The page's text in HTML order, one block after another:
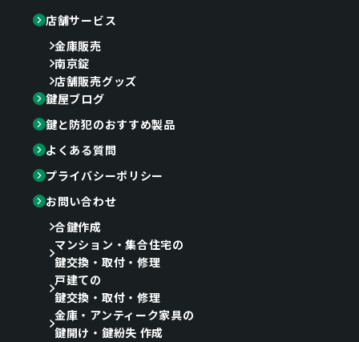
店舗サービス
金庫販売
南京錠
店舗販売グッズ
鍵屋ブログ
鍵と防犯のおすすめ製品
よくある質問
プライバシーポリシー
お問い合わせ
合鍵作成
マンション・集合住宅の
鍵交換・取付・修理
戸建ての
鍵交換・取付・修理
金庫・アンティーク家具の
鍵開け・鍵紛失 作成